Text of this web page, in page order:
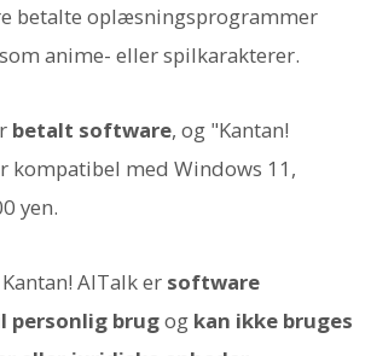
betalte oplæsningsprogrammer
anime- eller spilkarakterer.
betalt software, og "Kantan!
kompatibel med Windows 11,
yen.
AITalk er software
personlig brugog kan ikke bruges